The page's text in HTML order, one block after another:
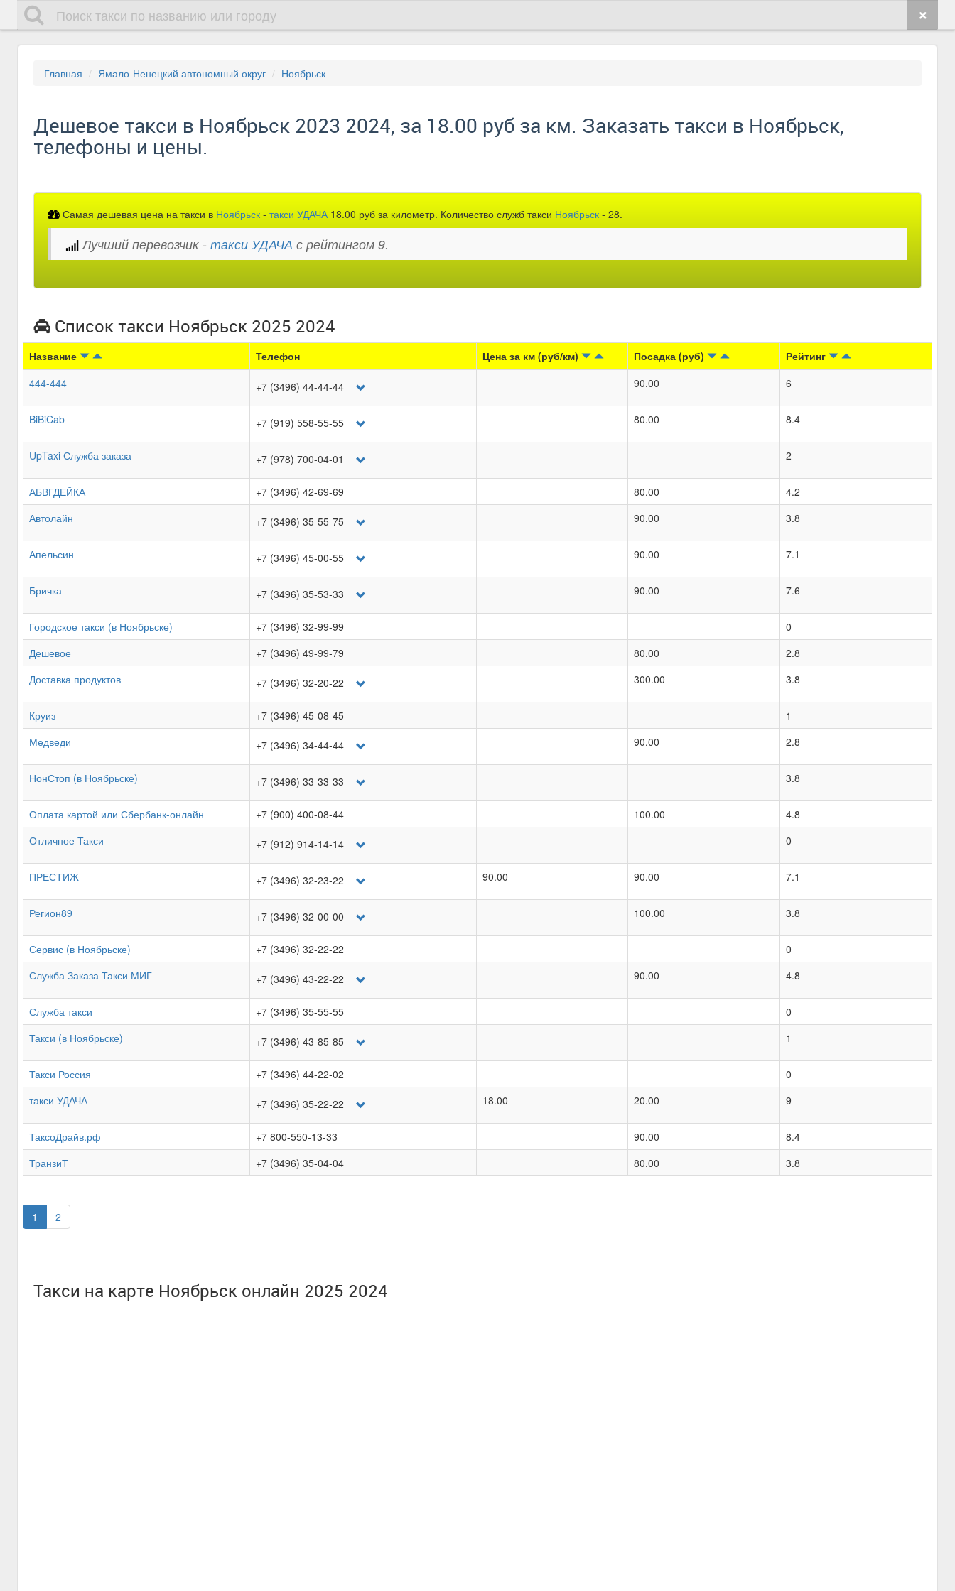
Главная Ямало-Ненецкий автономный округ Ноябрьск
Дешевое такси в Ноябрьск 2023 2024, за 18.00 руб за км. Заказать такси в Ноябрьск,
телефоны и цены.
Самая дешевая цена на такси в Ноябрьск - такси УДАЧА18.00 руб за километр. Количество служб такси Ноябрьск - 28.
Лучший перевозчик - такси УДАЧА с рейтингом 9.
Список такси Ноябрьск 2025 2024
Название Телефон Цена за км (руб/км) Посадка (руб)
Рейтинг
444-444
+7 (3496) 44-44-44 90.00 6
BiBiCab +7 (919) 558-55-55 80.00 8.4
UpTaxi Служба заказа +7 (978) 700-04-01 2
АБВГДЕЙКА +7 (3496) 42-69-69 80.00
4.2
Автолайн
+7 (3496) 35-55-75 90.00 3.8
Апельсин +7 (3496) 45-00-55 90.00 7.1
Бричка +7 (3496) 35-53-33 90.00 7.6
Городское такси (в Ноябрьске) +7 (3496) 32-99-99
0
Дешевое
+7 (3496) 49-99-79 80.00
2.8
Доставка продуктов
+7 (3496) 32-20-22 300.00 3.8
Круиз +7 (3496) 45-08-45
1
Медведи
+7 (3496) 34-44-44 90.00 2.8
НонСтоп (в Ноябрьске) +7 (3496) 33-33-33 3.8
Оплата картой или Сбербанк-онлайн +7 (900) 400-08-44 100.00
4.8
Отличное Такси
+7 (912) 914-14-14 0
ПРЕСТИЖ +7 (3496) 32-23-22 90.00 90.00 7.1
Регион89 +7 (3496) 32-00-00 100.00 3.8
Сервис (в Ноябрьске) +7 (3496) 32-22-22
0
Служба Заказа Такси МИГ
+7 (3496) 43-22-22 90.00 4.8
Служба такси +7 (3496) 35-55-55
0
Такси (в Ноябрьске)
+7 (3496) 43-85-85 1
Такси Россия +7 (3496) 44-22-02
0
такси УДАЧА
+7 (3496) 35-22-22 18.00 20.00 9
ТаксоДрайв.рф +7 800-550-13-33 90.00
8.4
ТранзиТ
+7 (3496) 35-04-04 80.00 3.8
1 2
Такси на карте Ноябрьск онлайн 2025 2024